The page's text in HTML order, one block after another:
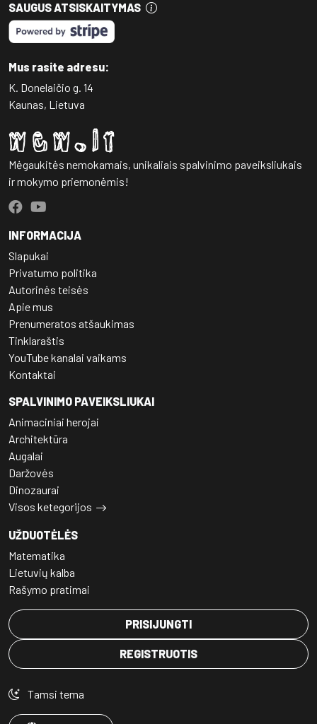
SAUGUS ATSISKAITYMAS
Mus rasite adresu:
K. Donelaičio g. 14
Kaunas, Lietuva
Mėgaukitės nemokamais, unikaliais spalvinimo paveiksliukais
ir mokymo priemonėmis!
INFORMACIJA
Slapukai
Privatumo politika
Autorinės teisės
Apie mus
Prenumeratos atšaukimas
Tinklaraštis
YouTube kanalai vaikams
Kontaktai
SPALVINIMO PAVEIKSLIUKAI
Animaciniai herojai
Architektūra
Augalai
Daržovės
Dinozaurai
Visos ketegorijos
UŽDUOTĖLĖS
Matematika
Lietuvių kalba
Rašymo pratimai
PRISIJUNGTI
REGISTRUOTIS
Tamsi tema